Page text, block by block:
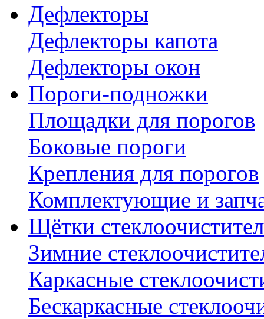
Дефлекторы
Дефлекторы капота
Дефлекторы окон
Пороги-подножки
Площадки для порогов
Боковые пороги
Крепления для порогов
Комплектующие и
Щётки
Зимние
Каркасные
Бескаркасные